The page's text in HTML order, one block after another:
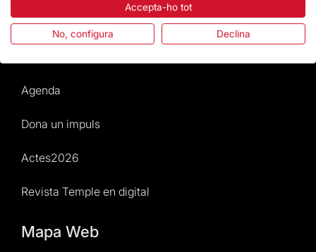
Normativa i condicions de compra
Agenda
Dona un impuls
Actes2026
Revista Temple en digital
Mapa Web
Accepta-ho tot
No, configura Declina